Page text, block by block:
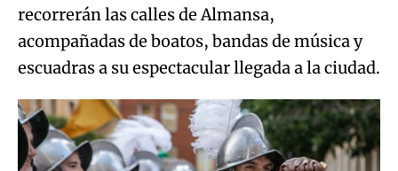
recorrerán las calles de Almansa,
acompañadas de boatos, bandas de música y
escuadras a su espectacular llegada a la ciudad.